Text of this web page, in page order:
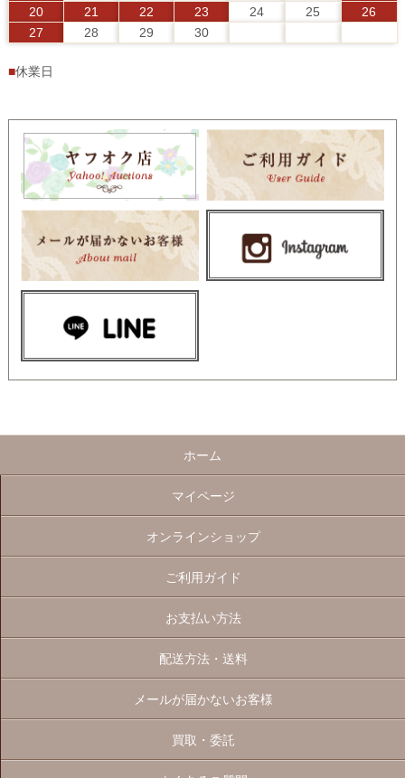
20
21 22 23 24 25
26
27
28 29 30
■休業日
ホーム
マイページ
オンラインショップ
ご利用ガイド
お支払い方法
配送方法・送料
メールが届かないお客様
買取・委託